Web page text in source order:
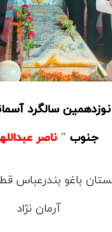
نوزدهمین سالگرد
جنوب ”ناصر
آرمان نژاد